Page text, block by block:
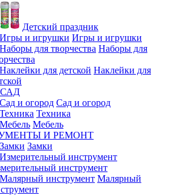
Детский праздник
Игры и игрушки
Наборы для
Наклейки для
Сад и огород
Техника
Мебель
И РЕМОНТ
Замки
инструмент
Малярный